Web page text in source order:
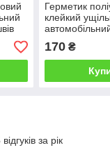
Герметик
клейкий
CROCODILE
чорний 125 мл.
170₴
за рік